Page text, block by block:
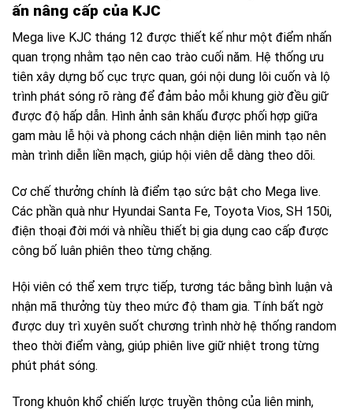
ấn nâng cấp của KJC
Mega live KJC tháng 12 được thiết kế như một điểm nhấn
quan trọng nhằm tạo nên cao trào cuối năm. Hệ thống ưu
tiên xây dựng bố cục trực quan, gói nội dung lôi cuốn và lộ
trình phát sóng rõ ràng để đảm bảo mỗi khung giờ đều giữ
được độ hấp dẫn. Hình ảnh sân khấu được phối hợp giữa
gam màu lễ hội và phong cách nhận diện liên minh tạo nên
màn trình diễn liền mạch, giúp hội viên dễ dàng theo dõi.
Cơ chế thưởng chính là điểm tạo sức bật cho Mega live.
Các phần quà như Hyundai Santa Fe, Toyota Vios, SH 150i,
điện thoại đời mới và nhiều thiết bị gia dụng cao cấp được
công bố luân phiên theo từng chặng.
Hội viên có thể xem trực tiếp, tương tác bằng bình luận và
nhận mã thưởng tùy theo mức độ tham gia. Tính bất ngờ
được duy trì xuyên suốt chương trình nhờ hệ thống random
theo thời điểm vàng, giúp phiên live giữ nhiệt trong từng
phút phát sóng.
Trong khuôn khổ chiến lược truyền thông của liên minh,